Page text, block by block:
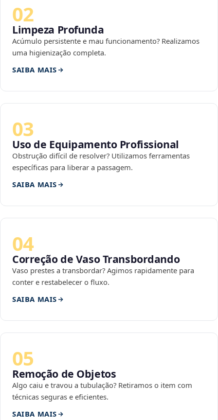
02
Limpeza Profunda
Acúmulo persistente e mau funcionamento? Realizamos
uma higienização completa.
SAIBA MAIS
03
Uso de Equipamento Profissional
Obstrução difícil de resolver? Utilizamos ferramentas
específicas para liberar a passagem.
SAIBA MAIS
04
Correção de Vaso Transbordando
Vaso prestes a transbordar? Agimos rapidamente para
conter e restabelecer o fluxo.
SAIBA MAIS
05
Remoção de Objetos
Algo caiu e travou a tubulação? Retiramos o item com
técnicas seguras e eficientes.
SAIBA MAIS